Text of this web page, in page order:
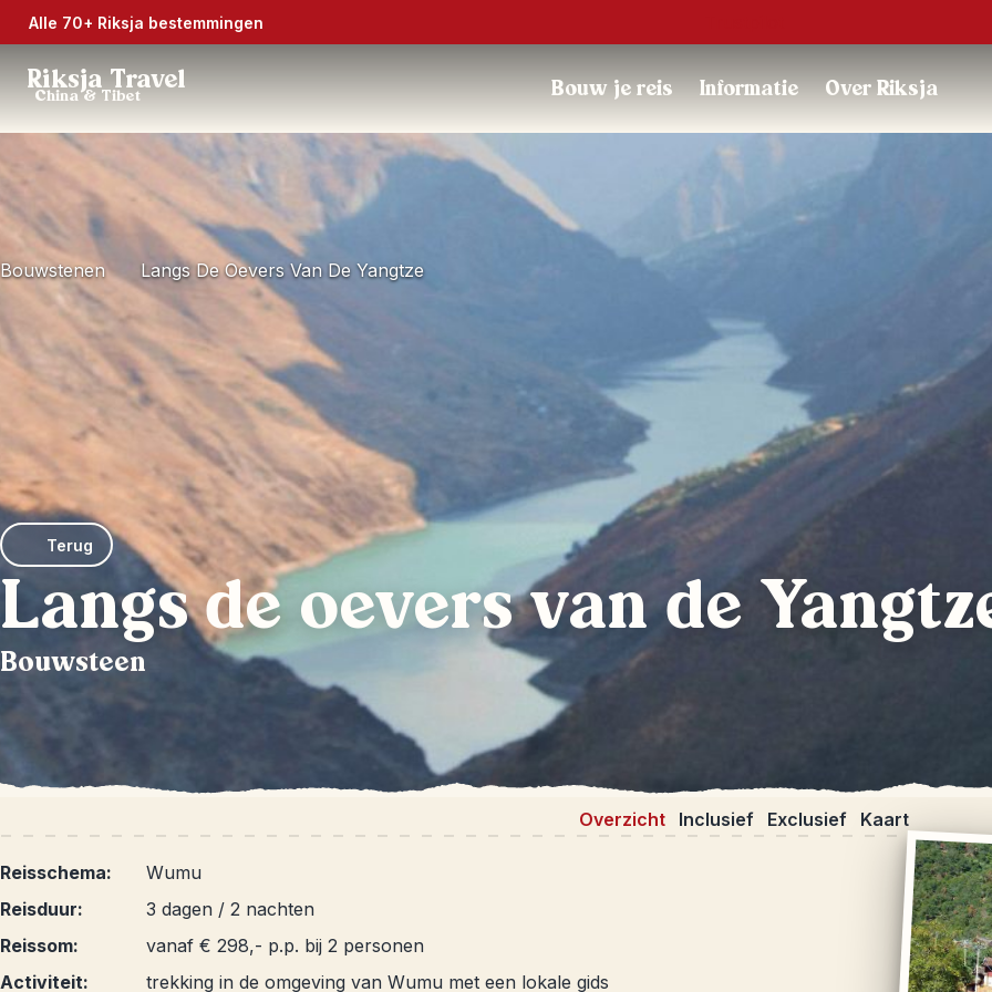
Alle 70+ Riksja bestemmingen
Riksja Travel
China & Tibet Bouw je reis Informatie Over Riksja
Bouwstenen Langs De Oevers Van De Yangtze
Terug
Langs de oevers van de
Bouwsteen
Overzicht Inclusief Exclusief Kaart
Reisschema:
Wumu
Reisduur:
3 dagen / 2 nachten
Reissom:
vanaf € 298,- p.p. bij 2 personen
Activiteit:
trekking in de omgeving van Wumu met een lokale gids